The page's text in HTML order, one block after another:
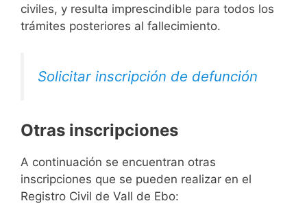
civiles, y resulta imprescindible para todos los
trámites posteriores al fallecimiento.
Solicitar inscripción de defunción
Otras inscripciones
A continuación se encuentran otras
inscripciones que se pueden realizar en el
Registro Civil de Vall de Ebo: